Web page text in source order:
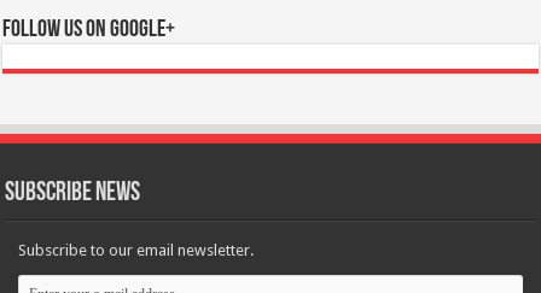
Follow us on Google+
Subscribe News
Subscribe to our email newsletter.